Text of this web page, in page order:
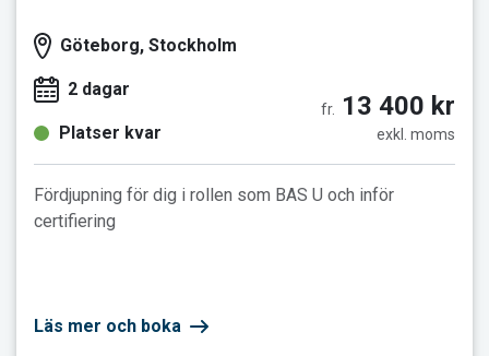
Göteborg, Stockholm
2 dagar
Platser kvar
fr. 13 400 kr
exkl. moms
Fördjupning för dig i rollen som BAS U och inför
certifiering
Läs mer och boka